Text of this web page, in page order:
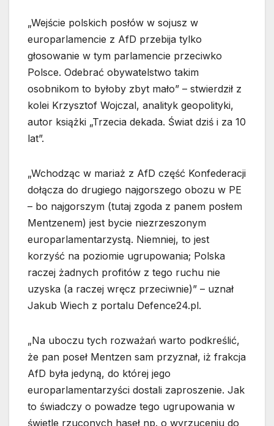
„Wejście polskich posłów w sojusz w
europarlamencie z AfD przebija tylko
głosowanie w tym parlamencie przeciwko
Polsce. Odebrać obywatelstwo takim
osobnikom to byłoby zbyt mało” – stwierdził z
kolei Krzysztof Wojczal, analityk geopolityki,
autor książki „Trzecia dekada. Świat dziś i za 10
lat”.
„Wchodząc w mariaż z AfD część Konfederacji
dołącza do drugiego najgorszego obozu w PE
– bo najgorszym (tutaj zgoda z panem posłem
Mentzenem) jest bycie niezrzeszonym
europarlamentarzystą. Niemniej, to jest
korzyść na poziomie ugrupowania; Polska
raczej żadnych profitów z tego ruchu nie
uzyska (a raczej wręcz przeciwnie)” – uznał
Jakub Wiech z portalu Defence24.pl.
„Na uboczu tych rozważań warto podkreślić,
że pan poseł Mentzen sam przyznał, iż frakcja
AfD była jedyną, do której jego
europarlamentarzyści dostali zaproszenie. Jak
to świadczy o powadze tego ugrupowania w
świetle rzuconych haseł np. o wyrzuceniu do